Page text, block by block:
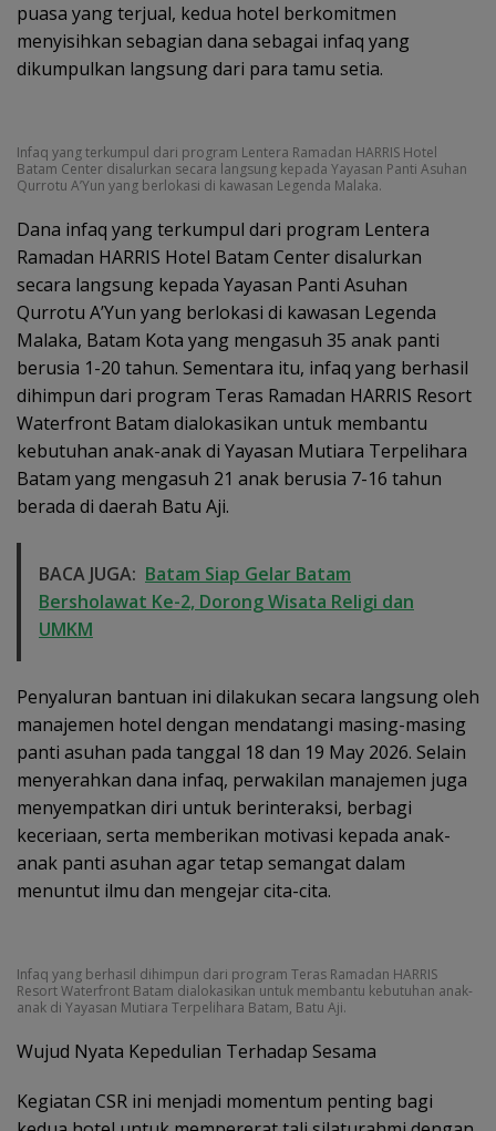
puasa yang terjual, kedua hotel berkomitmen
menyisihkan sebagian dana sebagai infaq yang
dikumpulkan langsung dari para tamu setia.
Infaq yang terkumpul dari program Lentera Ramadan HARRIS Hotel
Batam Center disalurkan secara langsung kepada Yayasan Panti Asuhan
Qurrotu A’Yun yang berlokasi di kawasan Legenda Malaka.
Dana infaq yang terkumpul dari program Lentera
Ramadan HARRIS Hotel Batam Center disalurkan
secara langsung kepada Yayasan Panti Asuhan
Qurrotu A’Yun yang berlokasi di kawasan Legenda
Malaka, Batam Kota yang mengasuh 35 anak panti
berusia 1-20 tahun. Sementara itu, infaq yang berhasil
dihimpun dari program Teras Ramadan HARRIS Resort
Waterfront Batam dialokasikan untuk membantu
kebutuhan anak-anak di Yayasan Mutiara Terpelihara
Batam yang mengasuh 21 anak berusia 7-16 tahun
berada di daerah Batu Aji.
BACA JUGA: Batam Siap Gelar Batam
Bersholawat Ke-2, Dorong Wisata Religi dan
UMKM
Penyaluran bantuan ini dilakukan secara langsung oleh
manajemen hotel dengan mendatangi masing-masing
panti asuhan pada tanggal 18 dan 19 May 2026. Selain
menyerahkan dana infaq, perwakilan manajemen juga
menyempatkan diri untuk berinteraksi, berbagi
keceriaan, serta memberikan motivasi kepada anak-
anak panti asuhan agar tetap semangat dalam
menuntut ilmu dan mengejar cita-cita.
Infaq yang berhasil dihimpun dari program Teras Ramadan HARRIS
Resort Waterfront Batam dialokasikan untuk membantu kebutuhan anak-
anak di Yayasan Mutiara Terpelihara Batam, Batu Aji.
Wujud Nyata Kepedulian Terhadap Sesama
Kegiatan CSR ini menjadi momentum penting bagi